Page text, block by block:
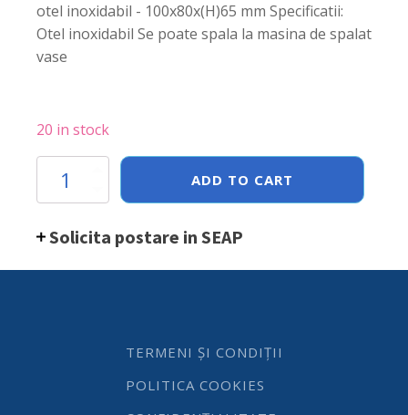
otel inoxidabil - 100x80x(H)65 mm Specificatii:
Otel inoxidabil Se poate spala la masina de spalat
vase
20 in stock
Hendi
tip
pentru
ADD TO CART
Solicita postare in SEAP
TERMENI ȘI CONDIȚII
POLITICA COOKIES